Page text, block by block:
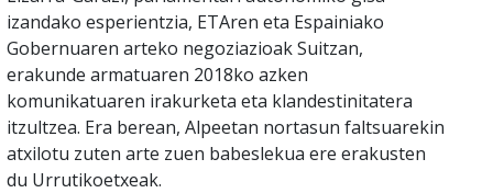
izandako esperientzia, ETAren eta Espainiako
Gobernuaren arteko negoziazioak Suitzan,
erakunde armatuaren 2018ko azken
komunikatuaren irakurketa eta klandestinitatera
itzultzea. Era berean, Alpeetan nortasun faltsuarekin
atxilotu zuten arte zuen babeslekua ere erakusten
du Urrutikoetxeak.